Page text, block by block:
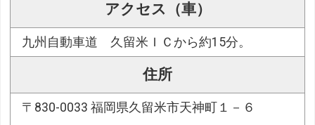
アクセス（車）
九州自動車道 久留米ＩＣから約15分。
住所
〒830-0033 福岡県久留米市天神町１－６